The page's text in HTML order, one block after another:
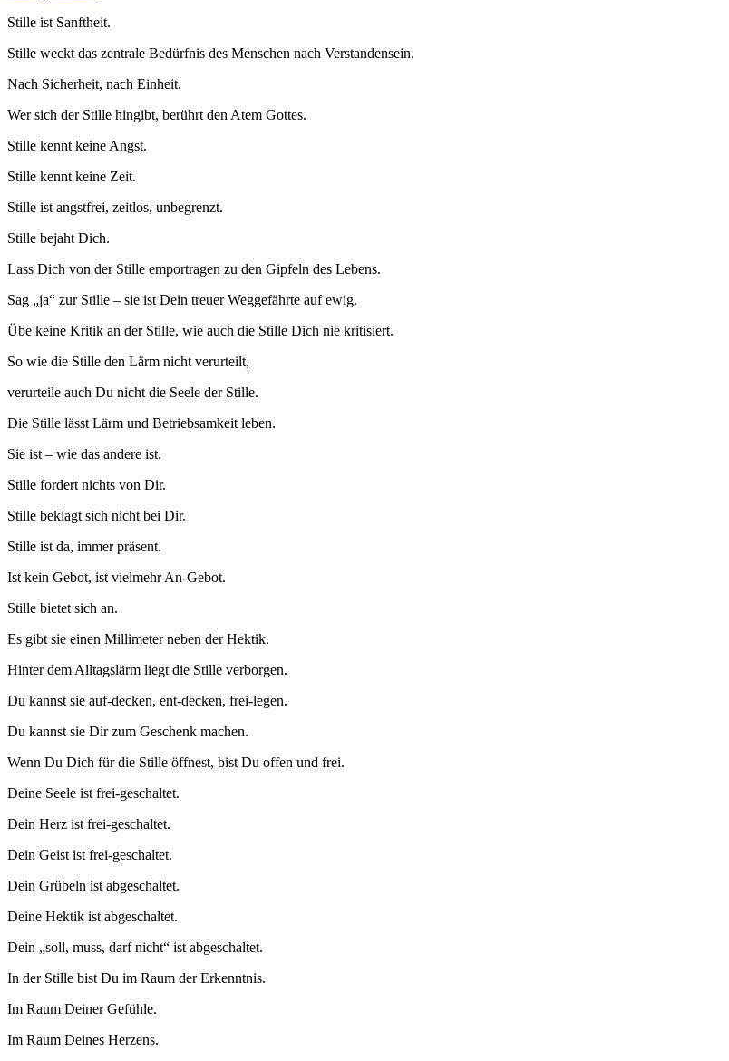
Stille ist Sanftheit.
Stille weckt das zentrale Bedürfnis des Menschen nach Verstandensein.
Nach Sicherheit, nach Einheit.
Wer sich der Stille hingibt, berührt den Atem Gottes.
Stille kennt keine Angst.
Stille kennt keine Zeit.
Stille ist angstfrei, zeitlos, unbegrenzt.
Stille bejaht Dich.
Lass Dich von der Stille emportragen zu den Gipfeln des Lebens.
Sag „ja“ zur Stille – sie ist Dein treuer Weggefährte auf ewig.
Übe keine Kritik an der Stille, wie auch die Stille Dich nie kritisiert.
So wie die Stille den Lärm nicht verurteilt,
verurteile auch Du nicht die Seele der Stille.
Die Stille lässt Lärm und Betriebsamkeit leben.
Sie ist – wie das andere ist.
Stille fordert nichts von Dir.
Stille beklagt sich nicht bei Dir.
Stille ist da, immer präsent.
Ist kein Gebot, ist vielmehr An-Gebot.
Stille bietet sich an.
Es gibt sie einen Millimeter neben der Hektik.
Hinter dem Alltagslärm liegt die Stille verborgen.
Du kannst sie auf-decken, ent-decken, frei-legen.
Du kannst sie Dir zum Geschenk machen.
Wenn Du Dich für die Stille öffnest, bist Du offen und frei.
Deine Seele ist frei-geschaltet.
Dein Herz ist frei-geschaltet.
Dein Geist ist frei-geschaltet.
Dein Grübeln ist abgeschaltet.
Deine Hektik ist abgeschaltet.
Dein „soll, muss, darf nicht“ ist abgeschaltet.
In der Stille bist Du im Raum der Erkenntnis.
Im Raum Deiner Gefühle.
Im Raum Deines Herzens.